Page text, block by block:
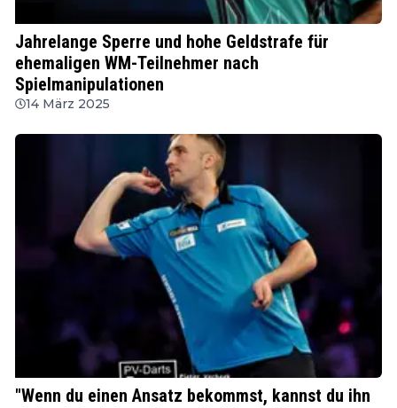
Jahrelange Sperre und hohe Geldstrafe für
ehemaligen WM-Teilnehmer nach
Spielmanipulationen
14 März 2025
"Wenn du einen Ansatz bekommst, kannst du ihn